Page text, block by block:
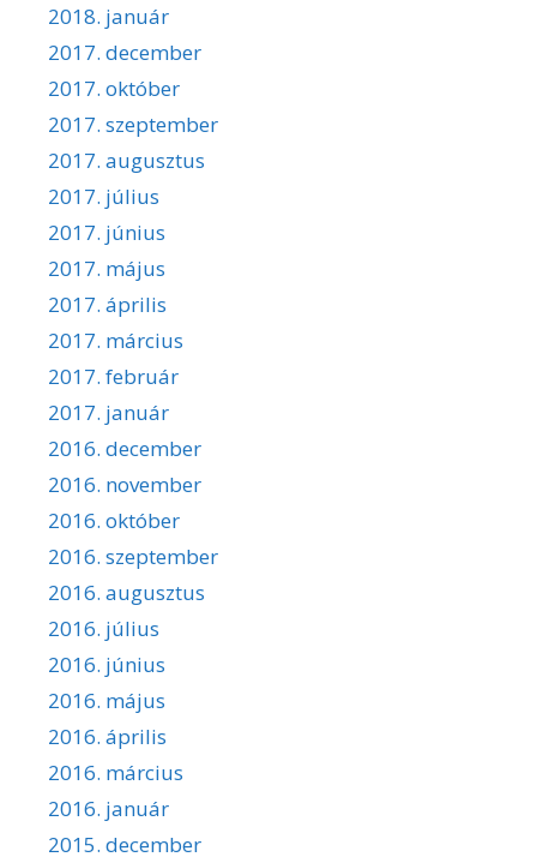
2018. január
2017. december
2017. október
2017. szeptember
2017. augusztus
2017. július
2017. június
2017. május
2017. április
2017. március
2017. február
2017. január
2016. december
2016. november
2016. október
2016. szeptember
2016. augusztus
2016. július
2016. június
2016. május
2016. április
2016. március
2016. január
2015. december